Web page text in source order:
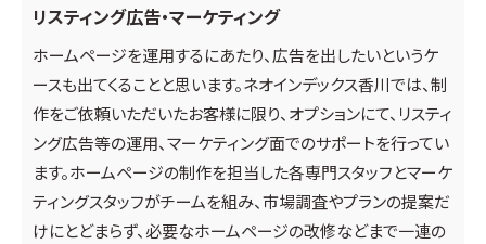
リスティング広告・マーケティング
ホームページを運用するにあたり、広告を出したいというケ
ースも出てくることと思います。ネオインデックス香川では、制
作をご依頼いただいたお客様に限り、オプションにて、リスティ
ング広告等の運用、マーケティング面でのサポートを行ってい
ます。ホームページの制作を担当した各専門スタッフとマーケ
ティングスタッフがチームを組み、市場調査やプランの提案だ
けにとどまらず、必要なホームページの改修などまで一連の